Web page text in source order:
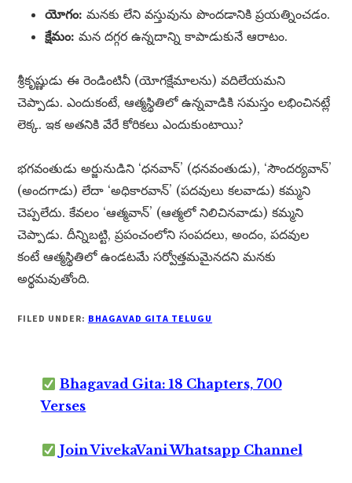
యోగం: మనకు లేని వస్తువును పొందడానికి ప్రయత్నించడం.
క్షేమం: మన దగ్గర ఉన్నదాన్ని కాపాడుకునే ఆరాటం.
శ్రీకృష్ణుడు ఈ రెండింటినీ (యోగక్షేమాలను) వదిలేయమని
చెప్పాడు. ఎందుకంటే, ఆత్మస్థితిలో ఉన్నవాడికి సమస్తం లభించినట్లే
లెక్క. ఇక అతనికి వేరే కోరికలు ఎందుకుంటాయి?
భగవంతుడు అర్జునుడిని ‘ధనవాన్’ (ధనవంతుడు), ‘సౌందర్యవాన్’
(అందగాడు) లేదా ‘అధికారవాన్’ (పదవులు కలవాడు) కమ్మని
చెప్పలేదు. కేవలం ‘ఆత్మవాన్’ (ఆత్మలో నిలిచినవాడు) కమ్మని
చెప్పాడు. దీన్నిబట్టి, ప్రపంచంలోని సంపదలు, అందం, పదవుల
కంటే ఆత్మస్థితిలో ఉండటమే సర్వోత్తమమైనదని మనకు
అర్థమవుతోంది.
FILED UNDER: BHAGAVAD GITA TELUGU
Bhagavad Gita: 18 Chapters, 700
Verses
Join VivekaVani Whatsapp Channel